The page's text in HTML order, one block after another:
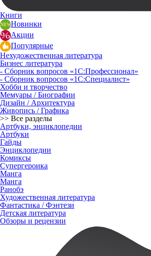
Книги
Новинки
Акции
Популярные
Нехудожественная литература
Бизнес литература
- Сборник вопросов «1С:Профессионал»
- Сборник вопросов «1С:Специалист»
Хобби и творчество
Мемуары / Биографии
Дизайн / Архитектура
Живопись / Графика
>> Все разделы
Артбуки, энциклопедии
Артбуки
Гайды
Энциклопедии
Комиксы
Супергероика
Манга
Манга
Ранобэ
Художественная литература
Фантастика / Фэнтези
Детская литература
Обзоры и рецензии